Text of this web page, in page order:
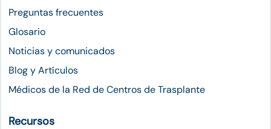
Preguntas frecuentes
Glosario
Noticias y comunicados
Blog y Artículos
Médicos de la Red de Centros de Trasplante
Recursos